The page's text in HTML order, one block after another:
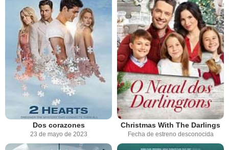
Dos corazones
23 de mayo de 2023
Christmas With The Darlings
Fecha de estreno desconocida